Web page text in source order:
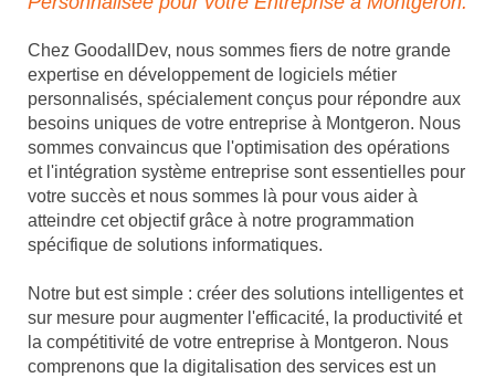
Chez GoodallDev, nous sommes fiers de notre grande
expertise en développement de logiciels métier
personnalisés, spécialement conçus pour répondre aux
besoins uniques de votre entreprise à Montgeron. Nous
sommes convaincus que l'optimisation des opérations
et l'intégration système entreprise sont essentielles pour
votre succès et nous sommes là pour vous aider à
atteindre cet objectif grâce à notre programmation
spécifique de solutions informatiques.
Notre but est simple : créer des solutions intelligentes et
sur mesure pour augmenter l'efficacité, la productivité et
la compétitivité de votre entreprise à Montgeron. Nous
comprenons que la digitalisation des services est un